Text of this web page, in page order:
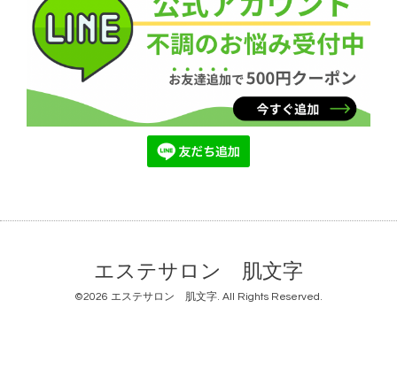
エステサロン 肌文字
©2026 エステサロン 肌文字. All Rights Reserved.